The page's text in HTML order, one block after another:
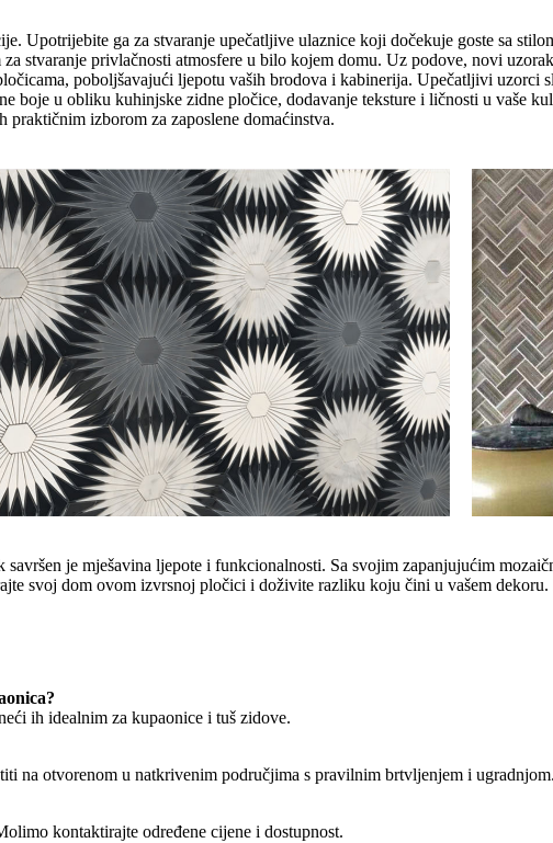
Upotrijebite ga za stvaranje upečatljive ulaznice koji dočekuje goste sa
stvaranje privlačnosti atmosfere u bilo kojem domu. Uz podove, novi
poboljšavajući ljepotu vaših brodova i kabinerija. Upečatljivi uzorci
boje u obliku kuhinjske zidne pločice, dodavanje teksture i ličnosti u vaše
izborom za zaposlene domaćinstva.
je mješavina ljepote i funkcionalnosti. Sa svojim zapanjujućim
svoj dom ovom izvrsnoj pločici i doživite razliku koju čini u vašem dekoru.
ih idealnim za kupaonice i tuš zidove.
na otvorenom u natkrivenim područjima s pravilnim brtvljenjem i ugradnjom.
kontaktirajte određene cijene i dostupnost.